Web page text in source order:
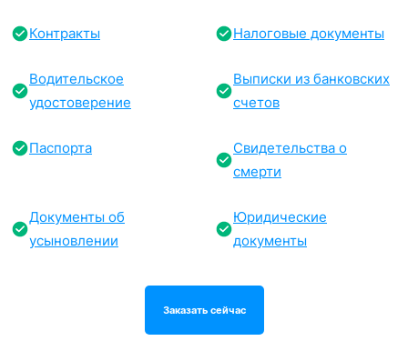
Контракты Налоговые документы
Водительское
удостоверение
Выписки из банковских
счетов
Паспорта
Свидетельства о
смерти
Документы об
усыновлении
Юридические
документы
Заказать сейчас